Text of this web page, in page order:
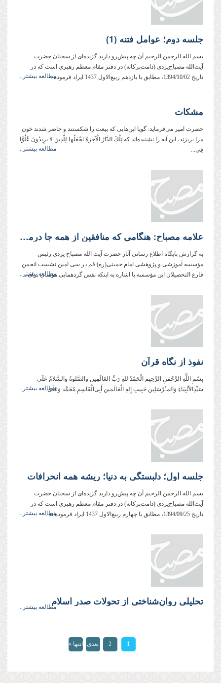
جلسه دوم؛ عوامل فتنه (1)
بسم الله الرحمن الرحیم آن چه پیش‌رو دارید گزیده‌ای از سخنان حضرت
آیت‌الله مصباح‌یزدی (دامت‌بركاته) در دفتر مقام معظم رهبری است كه در
تاریخ 1394/10/02، مطابق با یازدهم ربیع‌الاول 1437 ایراد فرموده‌...
مطالعه بیشتر...
مشکات
حضرت امیر می‌فرماید: گویا این‌هایی که بیعت را شکستند و حاضر شدند خون
مرا بریزند، این آیه را نشنیده‌اند که تِلْكَ الدَّارُ الْآخِرَةُ نَجْعَلُها لِلَّذِینَ لا یرِیدُونَ عُلُوًّا
فِی...
مطالعه بیشتر...
علامه مصباح: هنگامی كه منافقین از همه جا درمانده می‌شوند، از وحدت دم می‌زنند
به گزارش پایگاه اطلاع رسانی آثار حضرت آیت الله مصباح یزدی رئیس
مؤسسه آموزشی و پژوهشی امام خمینی(ره) قم در سی امین نشست انجمن
فارغ التحصیلان این مؤسسه با اشاره به اینكه نفس گردهمایی مؤمنان برای...
مطالعه بیشتر...
نفوذ از نگاه قرآن
بِسْمِ اللَّهِ الرَّحْمَنِ الرَّحِیم الْحَمْدُ للهِ رَبِّ العَالَمِین والصَّلوةُ والسَّلامُ عَلَی
سَیِّدِالأنْبِیَاءِ وَالمـُرْسَلِین حَبِیبِ إِلهِ الْعَالَمین أَبِی‌الْقَاسِمِ مُحَمَّد وَعَلَی...مطالعه بیشتر...
جلسه اول؛ دلبستگی به دنیا؛ ریشه همه انحرافات
بسم الله الرحمن الرحیم آن چه پیش‌رو دارید گزیده‌ای از سخنان حضرت
آیت‌الله مصباح‌یزدی (دامت‌بركاته) در دفتر مقام معظم رهبری است كه در
تاریخ 1394/09/25، مطابق با چهارم ربیع‌الاول 1437 ایراد فرموده‌اند...
مطالعه بیشتر...
تحلیلی روان‌شناختی از تحولات صدر اسلاممطالعه بیشتر...
1
2 بعدی انتها »